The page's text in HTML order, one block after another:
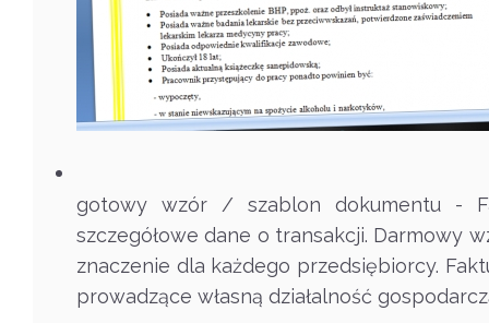
gotowy wzór / szablon dokumentu -
szczegółowe dane o transakcji. Darmowy
znaczenie dla każdego przedsiębiorcy.
prowadzące własną działalność